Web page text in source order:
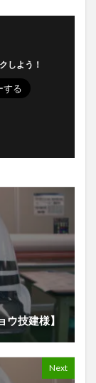
しよう！
技建様】
Next